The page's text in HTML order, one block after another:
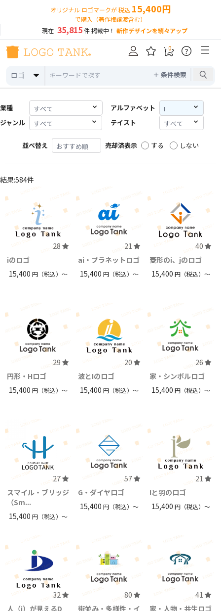
オリジナル ロゴマークが 税込 15,400円
で購入（著作権譲渡含む）
現在 35,815件 掲載中！ 新作デザインを続々アップ
ロゴ ＋ 条件検索
0 ?
業種
アルファベット
ジャンル
テイスト
並べ替え 売却済表示 する しない
結果:584件
28
iのロゴ
15,400 円（税込）〜
21
ai・プラネットロゴ
15,400円（税込）〜
40
菱形のi、jのロゴ
15,400 円（税込）〜
29
円形・Hロゴ
15,400 円（税込）〜
20
波とIのロゴ
15,400円（税込）〜
26
家・シンボルロゴ
15,400 円（税込）〜
27
スマイル・ブリッジ
（Sm...
15,400 円（税込）〜
57
G・ダイヤロゴ
15,400円（税込）〜
21
Iと羽のロゴ
15,400 円（税込）〜
32
人（i）が見えるD
80
街並み・多様性・イ
41
家・人物・共生ロゴ